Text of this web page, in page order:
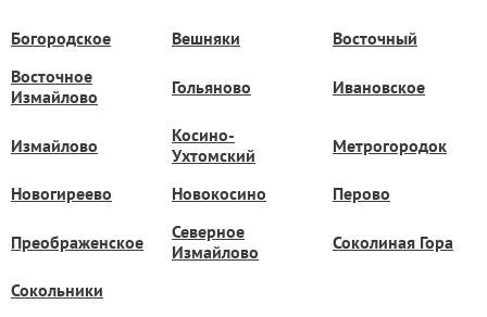
Богородское Вешняки
Восточный
Восточное
Измайлово
Гольяново Ивановское
Измайлово
Косино-
Ухтомский
Метрогородок
Новогиреево Новокосино Перово
Преображенское
Северное
Измайлово
Соколиная Гора
Сокольники